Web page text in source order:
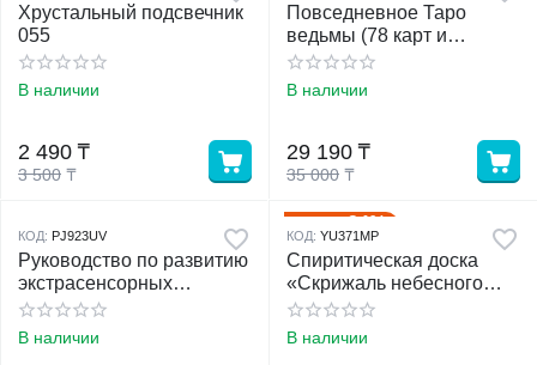
Хрустальный подсвечник
055
В наличии
3 500 ₸
2 490 ₸
Повседневное Таро
ведьмы (78 карт и
руководство в
подарочном футляре).
В наличии
35 000 ₸
29 190 ₸
КОД: PJ923UV
Руководство по развитию
экстрасенсорных
способностей
В наличии
34%
КОД: YU371MP
Спиритическая доска
«Скрижаль небесного
оракула», D=29 см
В наличии